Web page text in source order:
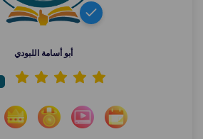
أبو أسامة اللبودي